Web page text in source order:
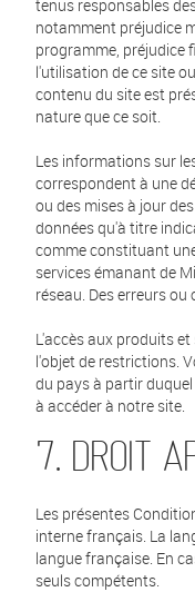
tenus responsables
notamment préjudice
programme, préjudice
l'utilisation de ce site
contenu du site est
nature que ce soit.
Les informations sur
correspondent à une
ou des mises à jour
données qu'à titre
comme constituant
services émanant de
réseau. Des erreurs
L'accès aux produits
l'objet de restrictions.
du pays à partir
à accéder à notre site.
7. DROIT
Les présentes
interne français. La
langue française. En
seuls compétents.